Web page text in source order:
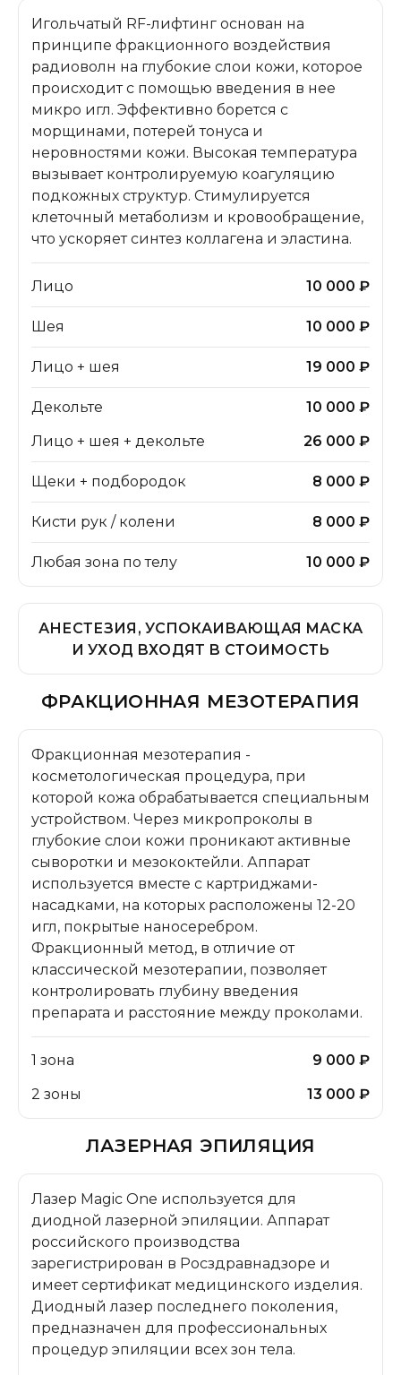
Игольчатый RF-лифтинг основан на
принципе фракционного воздействия
радиоволн на глубокие слои кожи, которое
происходит с помощью введения в нее
микро игл. Эффективно борется с
морщинами, потерей тонуса и
неровностями кожи. Высокая температура
вызывает контролируемую коагуляцию
подкожных структур. Стимулируется
клеточный метаболизм и кровообращение,
что ускоряет синтез коллагена и эластина.
Лицо 10 000 ₽
Шея 10 000 ₽
Лицо + шея 19 000 ₽
Декольте
10 000 ₽
Лицо + шея + декольте
26 000 ₽
Щеки + подбородок 8 000 ₽
Кисти рук / колени 8 000 ₽
Любая зона по телу 10 000 ₽
АНЕСТЕЗИЯ, УСПОКАИВАЮЩАЯ МАСКА
И УХОД ВХОДЯТ В СТОИМОСТЬ
ФРАКЦИОННАЯ МЕЗОТЕРАПИЯ
Фракционная мезотерапия -
косметологическая процедура, при
которой кожа обрабатывается специальным
устройством. Через микропроколы в
глубокие слои кожи проникают активные
сыворотки и мезококтейли. Аппарат
используется вместе с картриджами-
насадками, на которых расположены 12-20
игл, покрытые наносеребром.
Фракционный метод, в отличие от
классической мезотерапии, позволяет
контролировать глубину введения
препарата и расстояние между проколами.
1 зона
9 000 ₽
2 зоны
13 000 ₽
ЛАЗЕРНАЯ ЭПИЛЯЦИЯ
Лазер Magic One используется для
диодной лазерной эпиляции. Аппарат
российского производства
зарегистрирован в Росздравнадзоре и
имеет сертификат медицинского изделия.
Диодный лазер последнего поколения,
предназначен для профессиональных
процедур эпиляции всех зон тела.